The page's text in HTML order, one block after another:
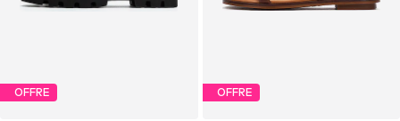
OFFRE OFFRE